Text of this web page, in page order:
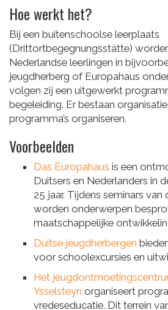
Hoe werkt het?
Bij een buitenschoolse leerplaats
(Drittortbegegnungsstätte)
Nederlandse leerlingen in
jeugdherberg of Europahaus
volgen zij een uitgewerkt
begeleiding. Er bestaan
programma’s organiseren.
Voorbeelden
Das Europahaus is een
Duitsers en Nederlanders in
25 jaar. Tijdens seminars
worden onderwerpen
maatschappelijke
Duitse jeugdherbergen
voor schoolexcursies en
Het
Ysselsteyn organiseert
vredeseducatie. Dit terrein